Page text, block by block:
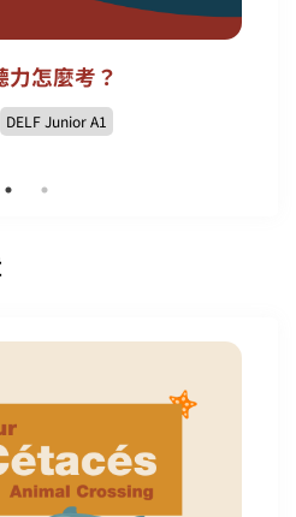
怎麼考？
DELF Junior A1